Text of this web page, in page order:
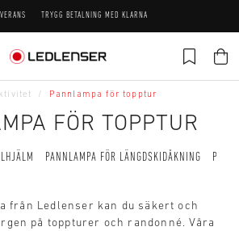
TRYGG BETALNING MED KLARNA
Pannlampa för topptur
FÖR TOPPTUR
PANNLAMPA FÖR LÄNGDSKIDÅKNING
från Ledlenser kan du säkert och
på toppturer och randonné. Våra